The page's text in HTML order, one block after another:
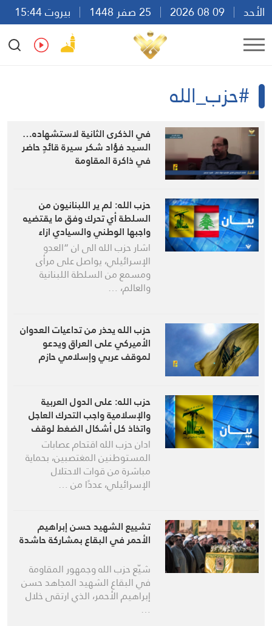
الأحد
بيروت 15:44
Ar
En Fr Es
#حزب_الله
في الذكرى الثانية لاستشهاده…
السيد فؤاد شكر سيرة قائدٍ حاضر
في ذاكرة المقاومة
حزب الله: لم ير اللبنانيون من
السلطة أي تحرك وفق ما يقتضيه
واجبها الوطني والسيادي ازاء
مواصلة العدو تدمير القرى
اشار حزب الله الى ان “العدو
الإسرائيلي، يواصل على مرأى
ومسمع من السلطة اللبنانية
والعالم، …
حزب الله يحذر من تداعيات العدوان
الأميركي على العراق ويدعو
لموقف عربي وإسلامي حازم
حزب الله: على الدول العربية
والإسلامية واجب التحرك العاجل
واتخاذ كل أشكال الضغط لوقف
الجرائم المتمادية بحق الشعب
الفلسطيني
ادان حزب الله اقتحام عصابات
المستوطنين المغتصبين، بحماية
مباشرة من قوات الاحتلال
الإسرائيلي، عددًا من …
تشييع الشهيد حسن إبراهيم
الأحمر في البقاع بمشاركة حاشدة
شيّع حزب الله وجمهور المقاومة
في البقاع الشهيد المجاهد حسن
إبراهيم الأحمر، الذي ارتقى خلال
…